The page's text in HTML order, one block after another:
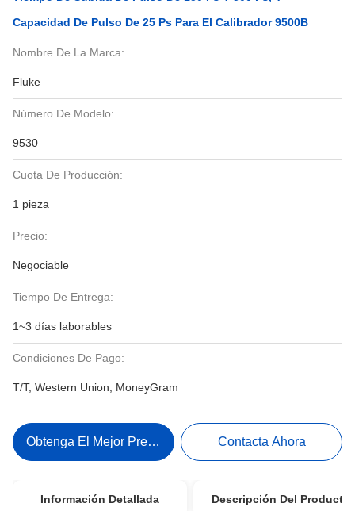
Capacidad De Pulso De 25 Ps Para El Calibrador 9500B
Nombre De La Marca:
Fluke
Número De Modelo:
9530
Cuota De Producción:
1 pieza
Precio:
Negociable
Tiempo De Entrega:
1~3 días laborables
Condiciones De Pago:
T/T, Western Union, MoneyGram
Obtenga El Mejor Precio Contacta Ahora
Información Detallada Descripción Del Producto